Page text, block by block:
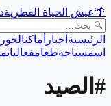
🌴عيش الحياة القطرية
الرئيسية أخبار أماكنالخور
اسمسياحةطعامفعاليات
# الصيد